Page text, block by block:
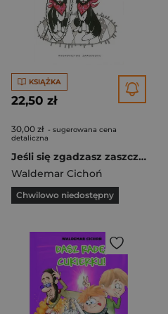
KSIĄŻKA
22,50 zł
30,00 zł - sugerowana cena
detaliczna
Jeśli się zgadzasz zaszczekaj dwukrotnie
Waldemar Cichoń
Chwilowo niedostępny